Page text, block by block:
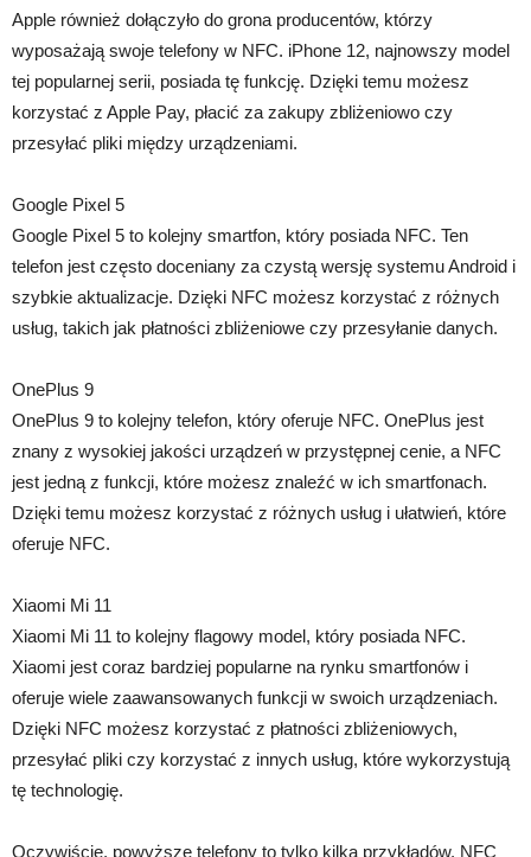
Apple również dołączyło do grona producentów, którzy
wyposażają swoje telefony w NFC. iPhone 12, najnowszy model
tej popularnej serii, posiada tę funkcję. Dzięki temu możesz
korzystać z Apple Pay, płacić za zakupy zbliżeniowo czy
przesyłać pliki między urządzeniami.
Google Pixel 5
Google Pixel 5 to kolejny smartfon, który posiada NFC. Ten
telefon jest często doceniany za czystą wersję systemu Android i
szybkie aktualizacje. Dzięki NFC możesz korzystać z różnych
usług, takich jak płatności zbliżeniowe czy przesyłanie danych.
OnePlus 9
OnePlus 9 to kolejny telefon, który oferuje NFC. OnePlus jest
znany z wysokiej jakości urządzeń w przystępnej cenie, a NFC
jest jedną z funkcji, które możesz znaleźć w ich smartfonach.
Dzięki temu możesz korzystać z różnych usług i ułatwień, które
oferuje NFC.
Xiaomi Mi 11
Xiaomi Mi 11 to kolejny flagowy model, który posiada NFC.
Xiaomi jest coraz bardziej popularne na rynku smartfonów i
oferuje wiele zaawansowanych funkcji w swoich urządzeniach.
Dzięki NFC możesz korzystać z płatności zbliżeniowych,
przesyłać pliki czy korzystać z innych usług, które wykorzystują
tę technologię.
Oczywiście, powyższe telefony to tylko kilka przykładów. NFC